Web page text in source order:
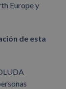
Europe y
de esta